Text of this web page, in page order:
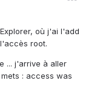
où j'ai l'add
root.
... j'arrive à aller
: access was